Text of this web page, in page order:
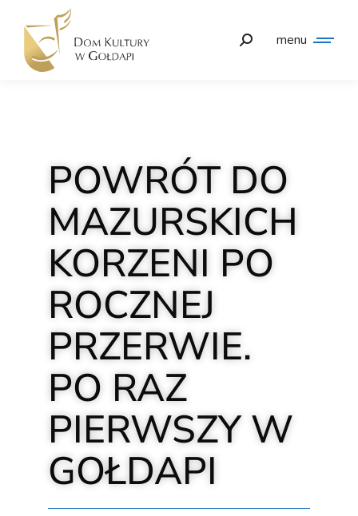
menu
POWRÓT DO
MAZURSKICH
KORZENI PO
ROCZNEJ
PRZERWIE.
PO RAZ
PIERWSZY W
GOŁDAPI